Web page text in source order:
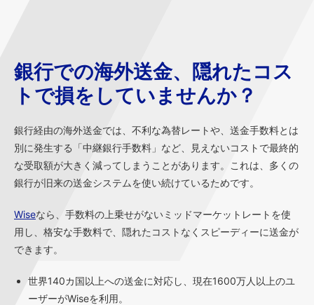
銀行での海外送金、隠れたコス
トで損をしていませんか？
銀行経由の海外送金では、不利な為替レートや、送金手数料とは
別に発生する「中継銀行手数料」など、見えないコストで最終的
な受取額が大きく減ってしまうことがあります。これは、多くの
銀行が旧来の送金システムを使い続けているためです。
Wiseなら、手数料の上乗せがないミッドマーケットレートを使
用し、格安な手数料で、隠れたコストなくスピーディーに送金が
できます。
世界140カ国以上への送金に対応し、現在1600万人以上のユ
ーザーがWiseを利用。